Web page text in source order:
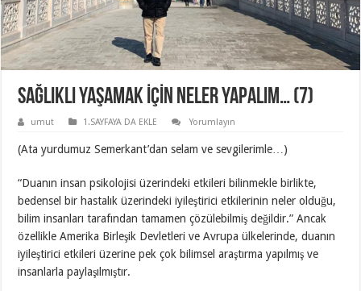
SAĞLIKLI YAŞAMAK İÇİN NELER YAPALIM… (7)
umut 1.SAYFAYA DA EKLE Yorumlayın
(Ata yurdumuz Semerkant’dan selam ve sevgilerimle…)
“Duanın insan psikolojisi üzerindeki etkileri bilinmekle birlikte,
bedensel bir hastalık üzerindeki iyileştirici etkilerinin neler olduğu,
bilim insanları tarafından tamamen çözülebilmiş değildir.” Ancak
özellikle Amerika Birleşik Devletleri ve Avrupa ülkelerinde, duanın
iyileştirici etkileri üzerine pek çok bilimsel araştırma yapılmış ve
insanlarla paylaşılmıştır.